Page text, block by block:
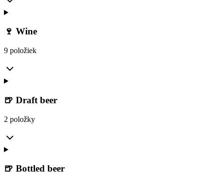
🍷 Wine
9 položiek
🍺 Draft beer
2 položky
🍺 Bottled beer